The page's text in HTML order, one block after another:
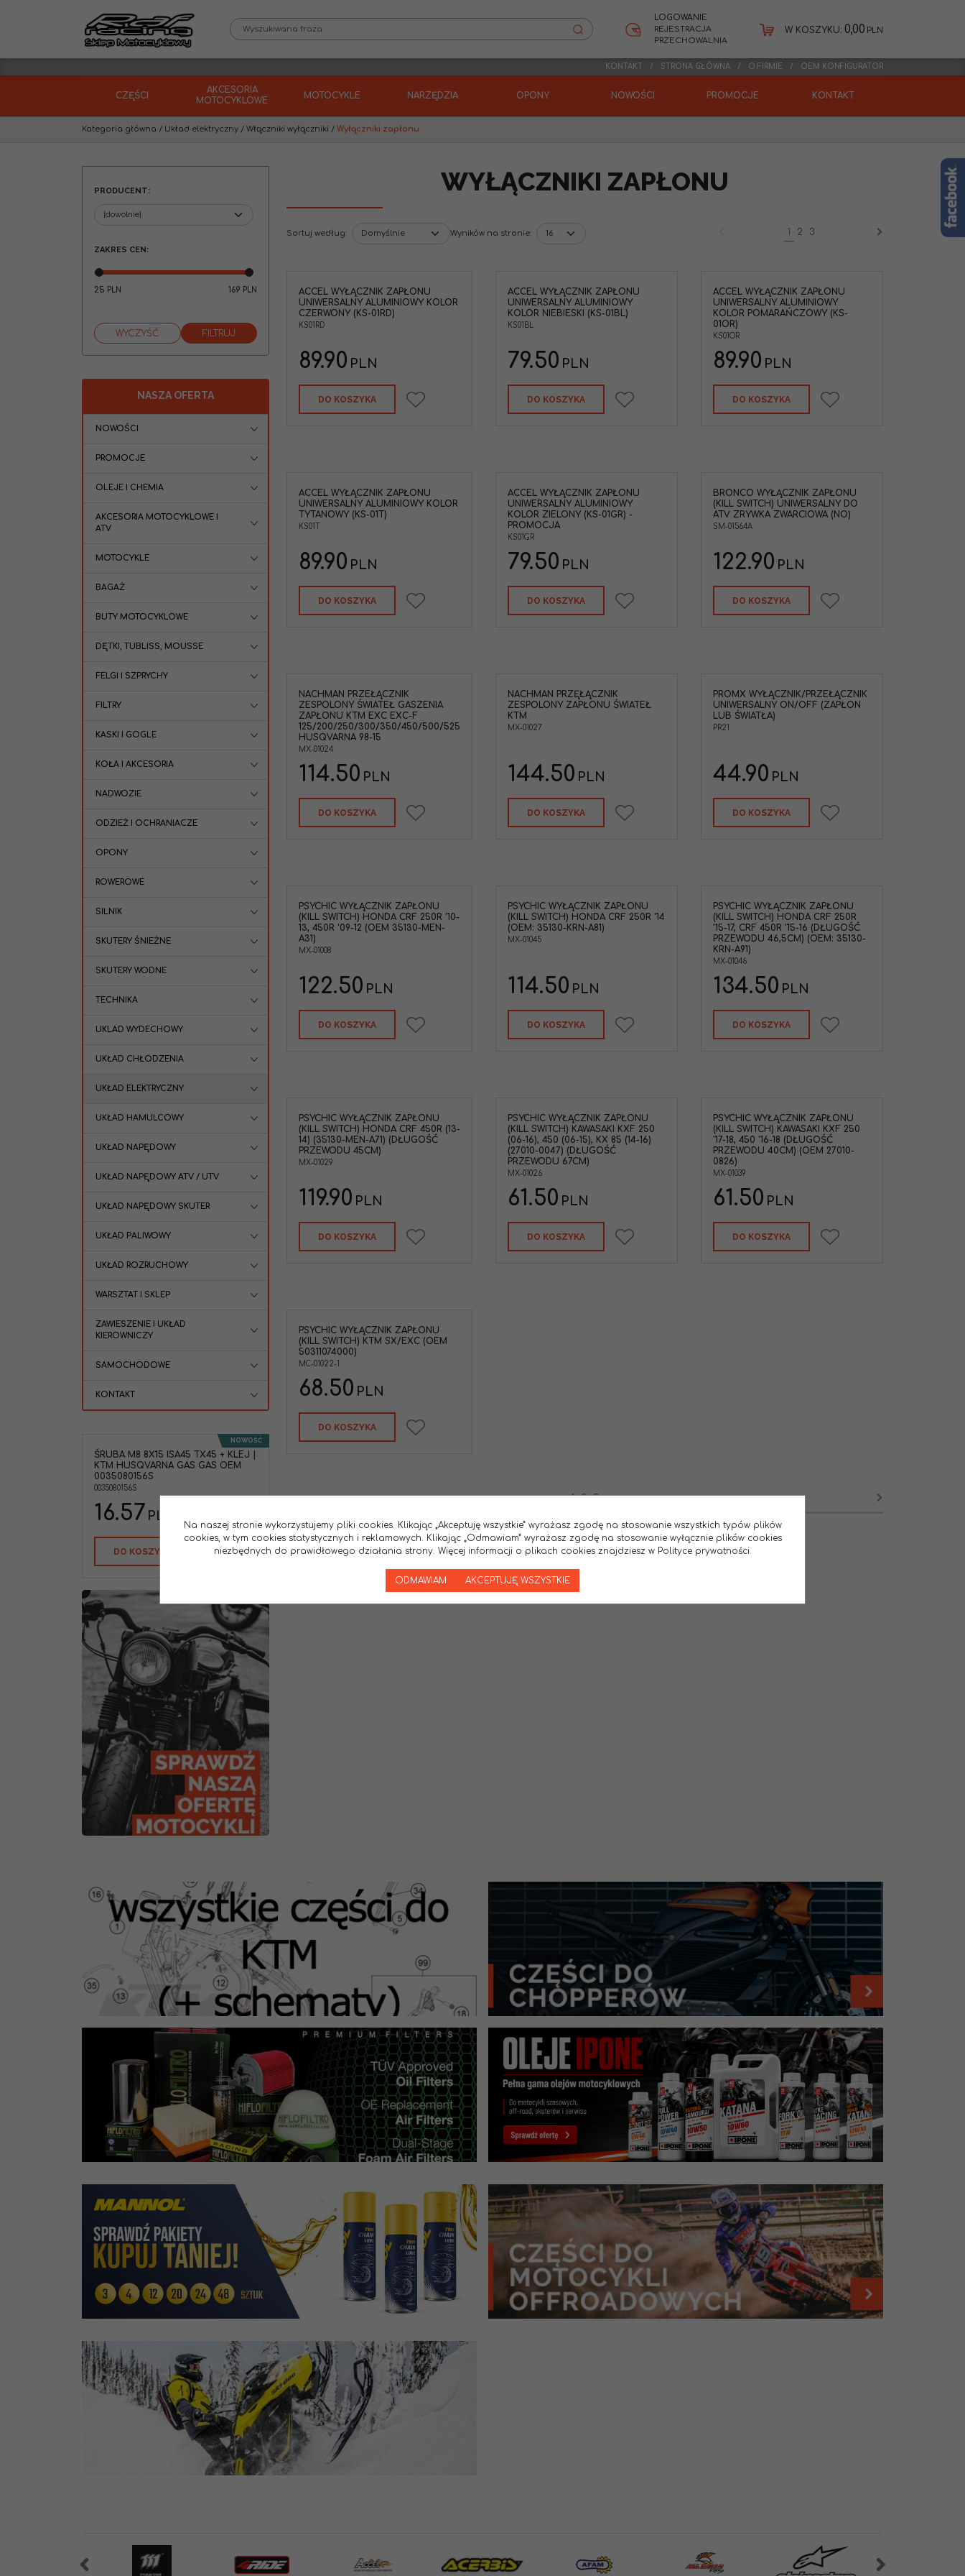
LOGOWANIE
REJESTRACJA
PRZECHOWALNIA
W KOSZYKU: 0,00 PLN
KONTAKT STRONA GŁÓWNA O FIRMIE OEM KONFIGURATOR
CZĘŚCI
AKCESORIA
MOTOCYKLOWE
MOTOCYKLE NARZĘDZIA OPONY NOWOŚCI PROMOCJE KONTAKT
Kategoria główna / Układ elektryczny / Włączniki wyłączniki / Wyłączniki zapłonu
WYŁĄCZNIKI ZAPŁONU
Sortuj według: Wyników na stronie: 1 2 3
ACCEL WYŁĄCZNIK ZAPŁONU
UNIWERSALNY ALUMINIOWY KOLOR
CZERWONY (KS-01RD)
KS01RD
89.90 PLN
DO KOSZYKA
ACCEL WYŁĄCZNIK ZAPŁONU
UNIWERSALNY ALUMINIOWY
KOLOR NIEBIESKI (KS-01BL)
KS01BL
79.50 PLN
DO KOSZYKA
ACCEL WYŁĄCZNIK ZAPŁONU
UNIWERSALNY ALUMINIOWY
KOLOR POMARAŃCZOWY (KS-
01OR)
KS01OR
89.90 PLN
DO KOSZYKA
ACCEL WYŁĄCZNIK ZAPŁONU
UNIWERSALNY ALUMINIOWY KOLOR
TYTANOWY (KS-01T)
KS01T
89.90 PLN
DO KOSZYKA
ACCEL WYŁĄCZNIK ZAPŁONU
UNIWERSALNY ALUMINIOWY
KOLOR ZIELONY (KS-01GR) -
PROMOCJA
KS01GR
79.50 PLN
DO KOSZYKA
BRONCO WYŁĄCZNIK ZAPŁONU
(KILL SWITCH) UNIWERSALNY DO
ATV ZRYWKA ZWARCIOWA (NO)
SM-01564A
122.90 PLN
DO KOSZYKA
zespolony zapłonu świateł sygnału
EXC125/200/250/300 '98-15 EXC-
NACHMAN PRZEŁĄCZNIK
ZESPOLONY ŚWIATEŁ GASZENIA
ZAPŁONU KTM EXC EXC-F
125/200/250/300/350/450/500/525
HUSQVARNA 98-15
MX-01024
114.50 PLN
DO KOSZYKA
Nachman przęłącznik zespolony
zapłonu świateł , sygnału , na
kierownice KTM EXC 125/200/250/300
(TPI) '15-20, EXCF 250/350/450/500 '15-
20, FREERIDE 250/350 '15-19 (
NACHMAN PRZĘŁĄCZNIK
ZESPOLONY ZAPŁONU ŚWIATEŁ
KTM
MX-01027
144.50 PLN
DO KOSZYKA
PROMX WYŁĄCZNIK/PRZEŁĄCZNIK
UNIWERSALNY ON/OFF (ZAPŁON
LUB ŚWIATŁA)
PR21
44.90 PLN
DO KOSZYKA
PSYCHIC WYŁĄCZNIK ZAPŁONU
(KILL SWITCH) HONDA CRF 250R '10-
13, 450R '09-12 (OEM 35130-MEN-
A31)
MX-01008
122.50 PLN
DO KOSZYKA
PSYCHIC WYŁĄCZNIK ZAPŁONU
(KILL SWITCH) HONDA CRF 250R '14
(OEM: 35130-KRN-A81)
MX-01045
114.50 PLN
DO KOSZYKA
PSYCHIC WYŁĄCZNIK ZAPŁONU
(KILL SWITCH) HONDA CRF 250R
'15-17, CRF 450R '15-16 (DŁUGOŚĆ
PRZEWODU 46,5CM) (OEM: 35130-
KRN-A91)
MX-01046
134.50 PLN
DO KOSZYKA
PSYCHIC WYŁĄCZNIK ZAPŁONU
(KILL SWITCH) HONDA CRF 450R (13-
14) (35130-MEN-A71) (DŁUGOŚĆ
PRZEWODU 45CM)
MX-01029
119.90 PLN
DO KOSZYKA
PSYCHIC WYŁĄCZNIK ZAPŁONU
(KILL SWITCH) KAWASAKI KXF 250
(06-16), 450 (06-15), KX 85 (14-16)
(27010-0047) (DŁUGOŚĆ
PRZEWODU 67CM)
MX-01026
61.50 PLN
DO KOSZYKA
PSYCHIC WYŁĄCZNIK ZAPŁONU
(KILL SWITCH) KAWASAKI KXF 250
'17-18, 450 '16-18 (DŁUGOŚĆ
PRZEWODU 40CM) (OEM 27010-
0826)
MX-01039
61.50 PLN
DO KOSZYKA
PSYCHIC WYŁĄCZNIK ZAPŁONU
(KILL SWITCH) KTM SX/EXC (OEM
50311074000)
MC-01022-1
68.50 PLN
DO KOSZYKA
1 2 3
PRODUCENT:
ZAKRES CEN:
25 PLN 169 PLN
NASZA OFERTA
NOWOŚCI
PROMOCJE
OLEJE I CHEMIA
AKCESORIA MOTOCYKLOWE I
ATV
MOTOCYKLE
BAGAŻ
BUTY MOTOCYKLOWE
DĘTKI, TUBLISS, MOUSSE
FELGI I SZPRYCHY
FILTRY
KASKI I GOGLE
KOŁA I AKCESORIA
NADWOZIE
ODZIEŻ I OCHRANIACZE
OPONY
ROWEROWE
SILNIK
SKUTERY ŚNIEŻNE
SKUTERY WODNE
TECHNIKA
UKLAD WYDECHOWY
UKŁAD CHŁODZENIA
UKŁAD ELEKTRYCZNY
UKŁAD HAMULCOWY
UKŁAD NAPĘDOWY
UKŁAD NAPĘDOWY ATV / UTV
UKŁAD NAPĘDOWY SKUTER
UKŁAD PALIWOWY
UKŁAD ROZRUCHOWY
WARSZTAT I SKLEP
ZAWIESZENIE I UKŁAD
KIEROWNICZY
SAMOCHODOWE
KONTAKT
NOWOŚĆ
ŚRUBA M8 8X15 ISA45 TX45 + KLEJ |
KTM HUSQVARNA GAS GAS OEM
0035080156S
0035080156S
16.57 PLN
DO KOSZYKA
Na naszej stronie wykorzystujemy pliki cookies. Klikając „Akceptuję wszystkie” wyrażasz zgodę na stosowanie wszystkich typów plików
cookies, w tym cookies statystycznych i reklamowych. Klikając „Odmawiam” wyrażasz zgodę na stosowanie wyłącznie plików cookies
niezbędnych do prawidłowego działania strony. Więcej informacji o plikach cookies znajdziesz w Polityce prywatności.
ODMAWIAM AKCEPTUJĘ WSZYSTKIE